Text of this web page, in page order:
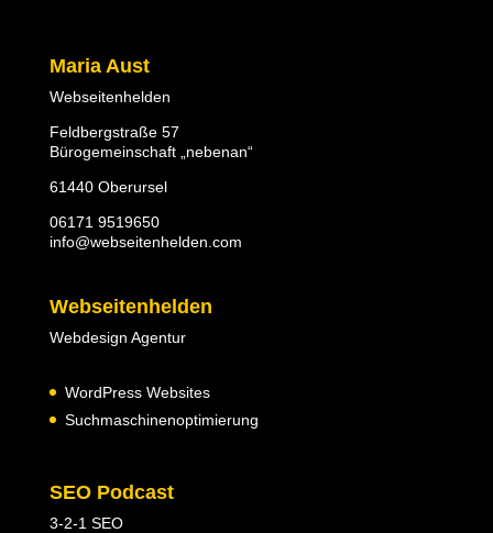
Maria Aust
Webseitenhelden
Feldbergstraße 57
Bürogemeinschaft „nebenan“
61440 Oberursel
06171 9519650
info@webseitenhelden.com
Webseitenhelden
Webdesign Agentur
WordPress Websites
Suchmaschinenoptimierung
SEO Podcast
3-2-1 SEO